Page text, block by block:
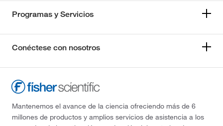
Programas y Servicios
Conéctese con nosotros
Mantenemos el avance de la ciencia ofreciendo más de 6
millones de productos y amplios servicios de asistencia a los